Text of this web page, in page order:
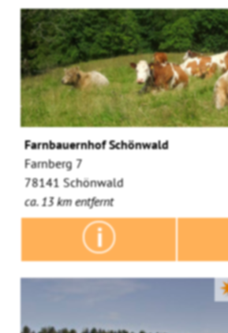
Farnbauernhof Schönwald
Farnberg 7
78141 Schönwald
ca. 13 km entfernt